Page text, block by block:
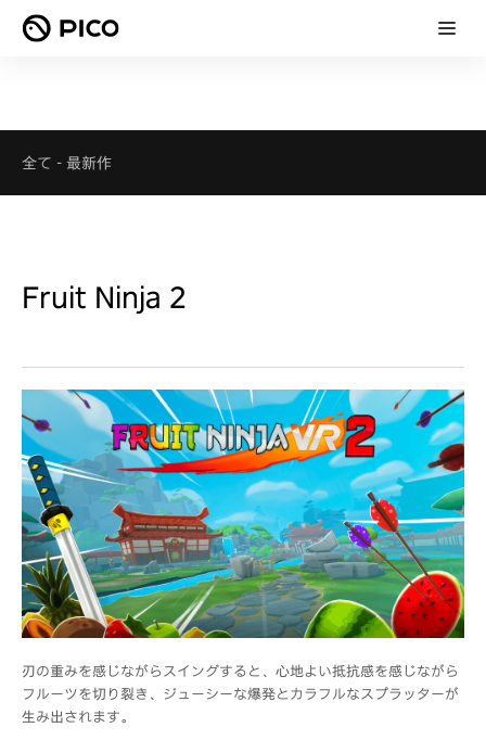
全て - 最新作
Fruit Ninja 2
刃の重みを感じながらスイングすると、心地よい抵抗感を感じながら
フルーツを切り裂き、ジューシーな爆発とカラフルなスプラッターが
生み出されます。